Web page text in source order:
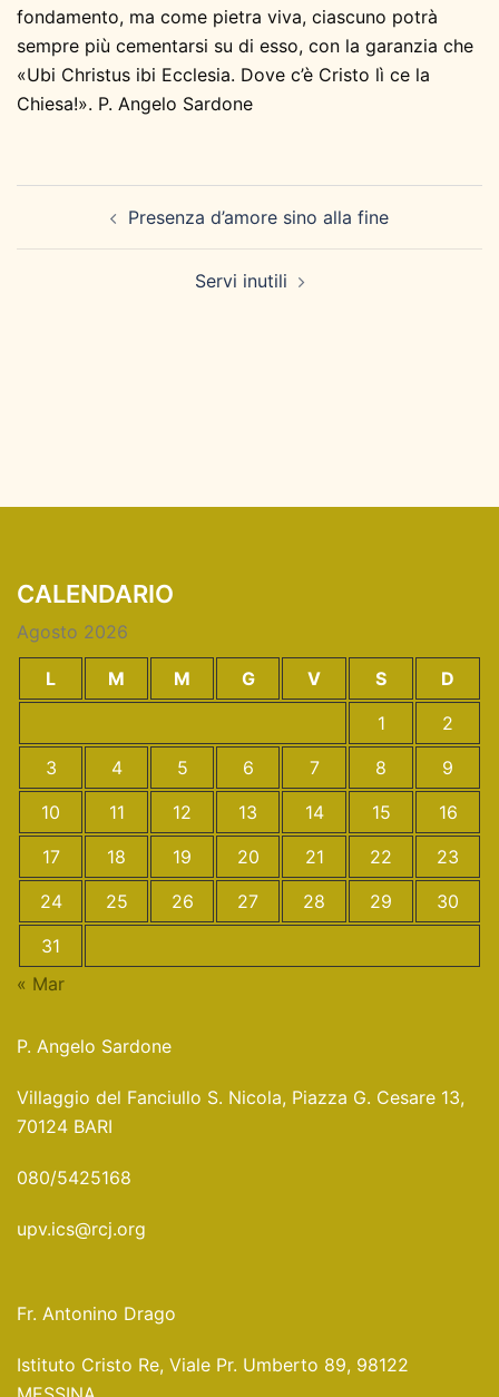
fondamento, ma come pietra viva, ciascuno potrà
sempre più cementarsi su di esso, con la garanzia che
«Ubi Christus ibi Ecclesia. Dove c’è Cristo lì ce la
Chiesa!». P. Angelo Sardone
articolo Presenza d’amore sino alla fine
Servi inutili
CALENDARIO
Agosto 2026
L M M G V S
D
1
2
3
4 5 6 7 8
9
10
11 12 13 14 15
16
17
18 19 20 21 22
23
24
25 26 27 28 29
30
31
« Mar
P. Angelo Sardone
Villaggio del Fanciullo S. Nicola, Piazza G. Cesare 13,
70124 BARI
080/5425168
upv.ics@rcj.org
Fr. Antonino Drago
Istituto Cristo Re, Viale Pr. Umberto 89, 98122